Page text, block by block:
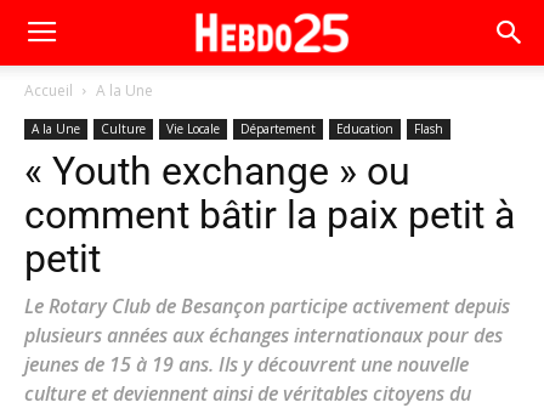
Accueil A la Une
A la Une Culture Vie Locale Département Education Flash
« Youth exchange » ou
comment bâtir la paix petit à
petit
Le Rotary Club de Besançon participe activement depuis
plusieurs années aux échanges internationaux pour des
jeunes de 15 à 19 ans. Ils y découvrent une nouvelle
culture et deviennent ainsi de véritables citoyens du